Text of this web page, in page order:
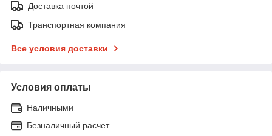
Доставка почтой
Транспортная компания
Все условия доставки
Условия оплаты
Наличными
Безналичный расчет